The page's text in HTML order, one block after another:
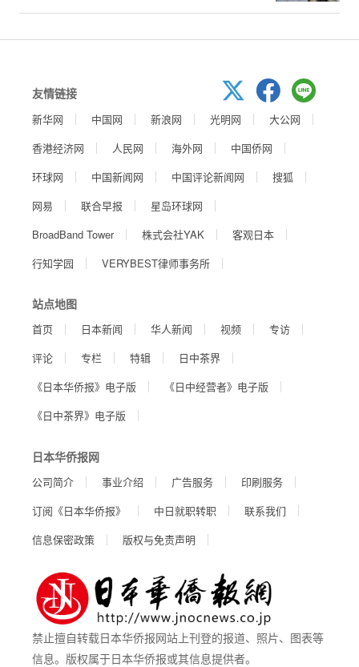
友情链接
新华网 中国网 新浪网 光明网
大公网
香港经济网
人民网 海外网
中国侨网
环球网
中国新闻网 中国评论新闻网
搜狐
网易
联合早报
星岛环球网
BroadBand Tower
株式会社YAK
客观日本
行知学园
VERYBEST律师事务所
站点地图
首页 日本新闻 华人新闻 视频
专访
评论
专栏 特辑
日中茶界
《日本华侨报》电子版
《日中经营者》电子版
《日中茶界》电子版
日本华侨报网
公司简介 事业介绍 广告服务
印刷服务
订阅《日本华侨报》
中日就职转职
联系我们
信息保密政策
版权与免责声明
禁止擅自转载日本华侨报网站上刊登的报道、照片、图表等
信息。版权属于日本华侨报或其信息提供者。